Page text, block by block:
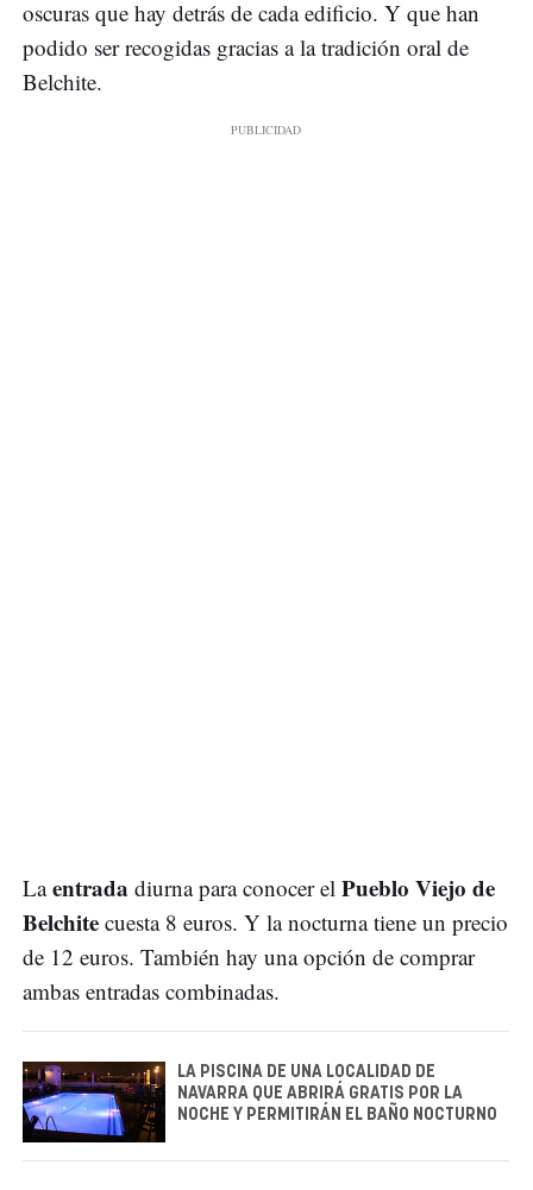
oscuras que hay detrás de cada edificio. Y que han
podido ser recogidas gracias a la tradición oral de
Belchite.
Laentrada diurna para conocer el Pueblo Viejo de
Belchite cuesta 8 euros. Y la nocturna tiene un precio
de 12 euros. También hay una opción de comprar
ambas entradas combinadas.
LA PISCINA DE UNA LOCALIDAD DE
NAVARRA QUE ABRIRÁ GRATIS POR LA
NOCHE Y PERMITIRÁN EL BAÑO NOCTURNO